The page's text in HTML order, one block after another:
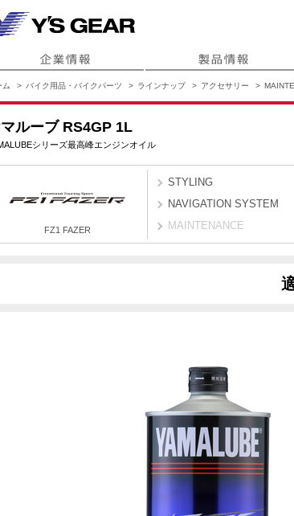
ム バイク用品・バイクパーツ ラインナップ アクセサリー
ルーブ RS4GP 1L
シリーズ最高峰エンジンオイル
FZ1 FAZER
STYLING
NAVIGATION SYSTEM
MAINTENANCE